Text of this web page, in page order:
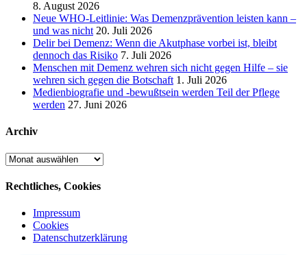
8. August 2026
Neue WHO-Leitlinie: Was Demenzprävention leisten kann –
und was nicht 20. Juli 2026
Delir bei Demenz: Wenn die Akutphase vorbei ist, bleibt
dennoch das Risiko 7. Juli 2026
Menschen mit Demenz wehren sich nicht gegen Hilfe – sie
wehren sich gegen die Botschaft 1. Juli 2026
Medienbiografie und -bewußtsein werden Teil der Pflege
werden 27. Juni 2026
Archiv
Archiv
Rechtliches, Cookies
Impressum
Cookies
Datenschutzerklärung